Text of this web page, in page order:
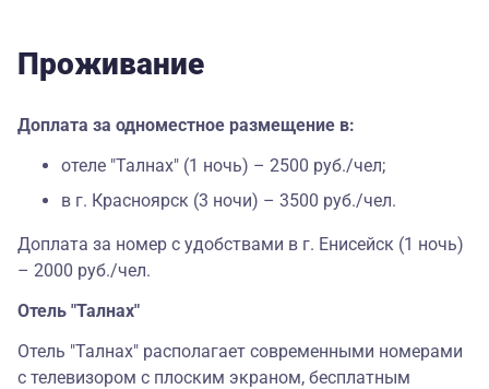
Проживание
Доплата за одноместное размещение в:
отеле "Талнах" (1 ночь) – 2500 руб./чел;
в г. Красноярск (3 ночи) – 3500 руб./чел.
Доплата за номер с удобствами в г. Енисейск (1 ночь)
– 2000 руб./чел.
Отель "Талнах"
Отель "Талнах" располагает современными номерами
с телевизором с плоским экраном, бесплатным